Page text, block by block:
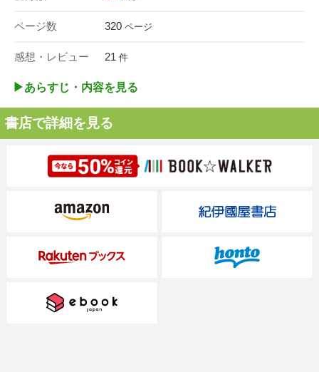
ページ数 320 ページ
感想・レビュー 21 件
▶︎あらすじ・内容を見る
書店で詳細を見る